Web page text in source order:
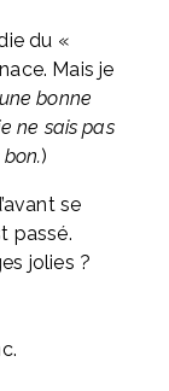
du «
Mais je
bonne
ne sais pas
)
se
passé.
jolies ?